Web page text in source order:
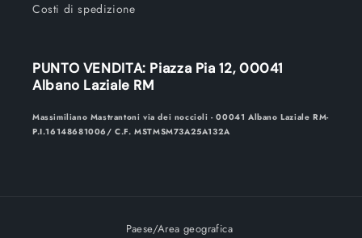
Costi di spedizione
PUNTO VENDITA: Piazza Pia 12, 00041
Albano Laziale RM
Massimiliano Mastrantoni via dei noccioli - 00041 Albano Laziale RM-
P.I.16148681006/ C.F. MSTMSM73A25A132A
Paese/Area geografica